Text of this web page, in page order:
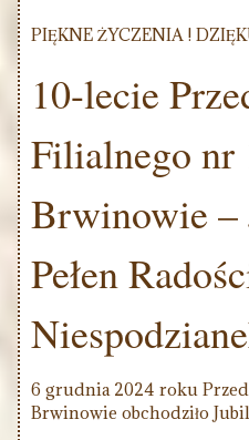
PIĘKNE ŻYCZENIA !
10-lecie
Filialnego nr
Brwinowie –
Pełen
6 grudnia 2024 roku
Brwinowie obchodziło